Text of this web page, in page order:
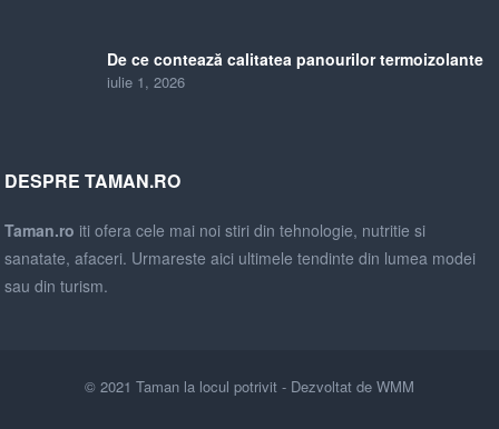
De ce contează calitatea panourilor termoizolante
iulie 1, 2026
DESPRE TAMAN.RO
Taman.ro iti ofera cele mai noi stiri din tehnologie, nutritie si
sanatate, afaceri. Urmareste aici ultimele tendinte din lumea modei
sau din turism.
© 2021 Taman la locul potrivit - Dezvoltat de WMM